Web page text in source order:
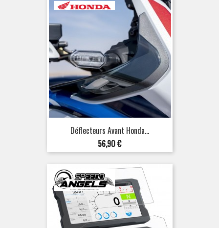
Déflecteurs Avant Honda...
Prix
56,90 €